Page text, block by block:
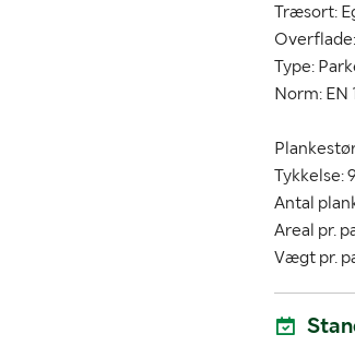
Træsort:
Type:
Norm:
Tykkelse:
Antal
Areal pr.
Vægt pr.